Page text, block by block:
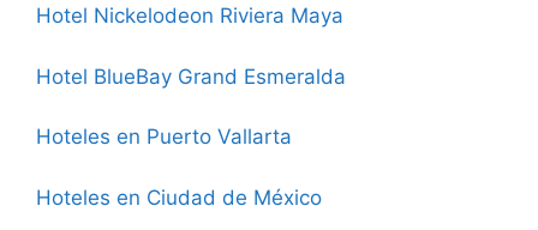
Hotel Nickelodeon Riviera Maya
Hotel BlueBay Grand Esmeralda
Hoteles en Puerto Vallarta
Hoteles en Ciudad de México